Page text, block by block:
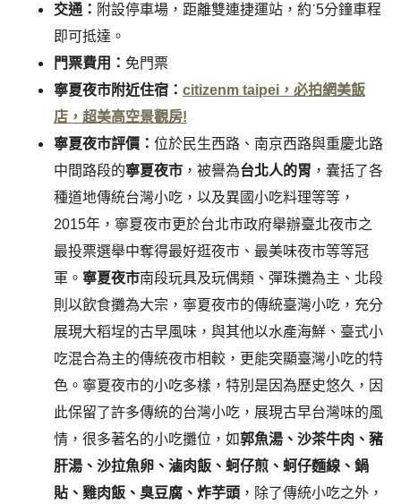
交通： 附設停車場，距離雙連捷運站，約ˊ5分鐘車程
即可抵達。
門票費用： 免門票
寧夏夜市附近住宿： citizenm taipei，必拍網美飯
店，超美高空景觀房!
寧夏夜市評價： 位於民生西路、南京西路與重慶北路
中間路段的寧夏夜市 ，被譽為台北人的胃 ，囊括了各
種道地傳統台灣小吃，以及異國小吃料理等等，
2015年，寧夏夜市更於台北市政府舉辦臺北夜市之
最投票選舉中奪得最好逛夜市、最美味夜市等等冠
軍。 寧夏夜市南段玩具及玩偶類、彈珠攤為主、北段
則以飲食攤為大宗，寧夏夜市的傳統臺灣小吃，充分
展現大稻埕的古早風味，與其他以水產海鮮、臺式小
吃混合為主的傳統夜市相較，更能突顯臺灣小吃的特
色。寧夏夜市的小吃多樣，特別是因為歷史悠久，因
此保留了許多傳統的台灣小吃，展現古早台灣味的風
情，很多著名的小吃攤位，如郭魚湯、沙茶牛肉、豬
肝湯、沙拉魚卵、滷肉飯、蚵仔煎、蚵仔麵線、鍋
貼、雞肉飯、臭豆腐、炸芋頭 ，除了傳統小吃之外，